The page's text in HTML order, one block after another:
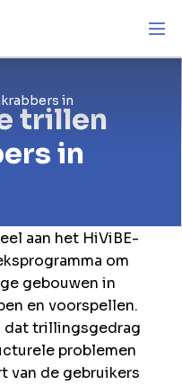
in
trillen
in
aan het HiViBE-
om
gebouwen in
en voorspellen.
dat trillingsgedrag
problemen
van de gebruikers